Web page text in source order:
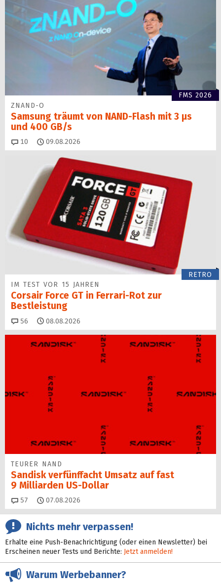
FMS 2026
ZNAND-O
Samsung träumt von NAND-Flash mit 3 µs
und 400 GB/s
10 Kommentare
09.08.2026
RETRO
IM TEST VOR 15 JAHREN
Corsair Force GT in Ferrari-Rot zur
Bestleistung
56 Kommentare
08.08.2026
TEURER NAND
Sandisk verfünffacht Umsatz auf fast
9 Milliarden US-Dollar
57 Kommentare
07.08.2026
Nichts mehr verpassen!
Erhalte eine Push-Benachrichtigung (oder einen Newsletter) bei
Erscheinen neuer Tests und Berichte: Jetzt anmelden!
Warum Werbebanner?